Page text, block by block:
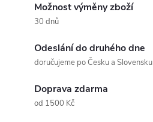
Možnost výměny zboží
30 dnů
Odeslání do druhého dne
doručujeme po Česku a Slovensku
Doprava zdarma
od 1500 Kč